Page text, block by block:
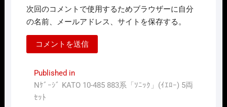
次回のコメントで使用するためブラウザーに自分
の名前、メールアドレス、サイトを保存する。
投
稿
Published in
Nｹﾞｰｼﾞ KATO 10-485 883系「ｿﾆｯｸ」(ｲｴﾛｰ) 5両
ｾｯﾄ